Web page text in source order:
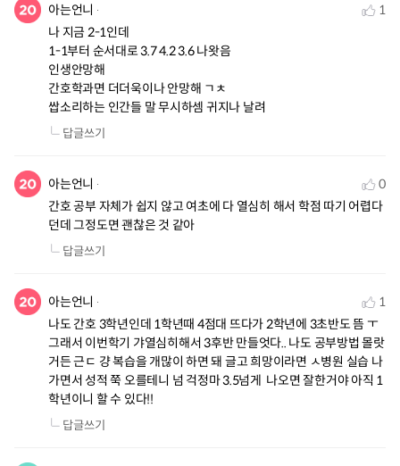
아는언니
1
나 지금 2-1인데
1-1부터 순서대로 3.7 4.2 3.6 나왓음
인생안망해
간호학과면 더더욱이나 안망해 ㄱㅊ
쌉소리하는 인간들 말 무시하셈 귀지나 날려
답글쓰기
아는언니
0
간호 공부 자체가 쉽지 않고 여초에 다 열심히 해서 학점 따기 어렵다
던데 그정도면 괜찮은 것 같아
답글쓰기
아는언니
1
나도 간호 3학년인데 1학년때 4점대 뜨다가 2학년에 3초반도 뜸 ㅜ
그래서 이번학기 갸열심히해서 3후반 만들엇다.. 나도 공부방법 몰랏
거든 근ㄷ 걍 복습을 개많이 하면 돼 글고 희망이라면 ㅅ병원 실습 나
가면서 성적 쭉 오를테니 넘 걱정마 3.5넘게  나오면 잘한거야 아직 1
학년이니 할 수 있다!!
답글쓰기